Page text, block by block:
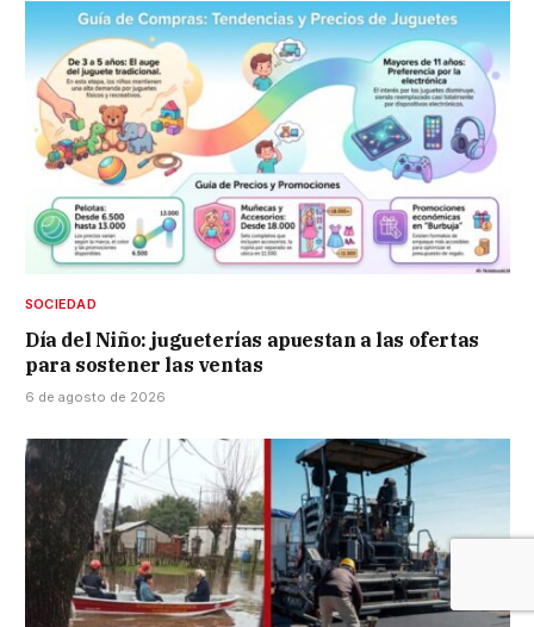
SOCIEDAD
Día del Niño: jugueterías apuestan a las ofertas
para sostener las ventas
6 de agosto de 2026